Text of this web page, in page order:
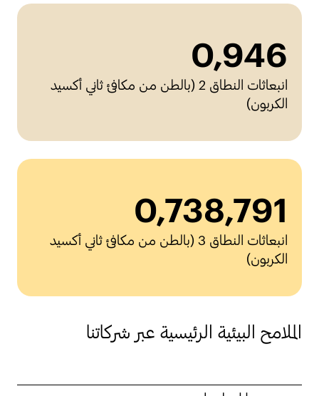
0,946
انبعاثات النطاق 2 (بالطن من مكافئ ثاني أكسيد
الكربون)
0,738,791
انبعاثات النطاق 3 (بالطن من مكافئ ثاني أكسيد
الكربون)
الملامح البيئية الرئيسية عبر شركاتنا